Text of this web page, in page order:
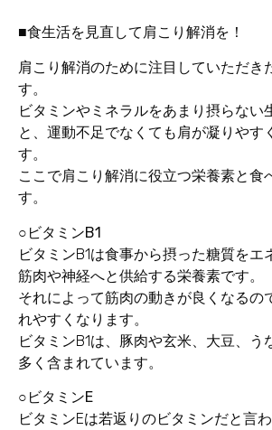
■食生活を見直して肩こり解消を！
肩こり解消のために注目していただき
す。
ビタミンやミネラルをあまり摂らない
と、運動不足でなくても肩が凝りやす
す。
ここで肩こり解消に役立つ栄養素と食
す。
○ビタミンB1
ビタミンB1は食事から摂った糖質をエ
筋肉や神経へと供給する栄養素です。
それによって筋肉の動きが良くなるの
れやすくなります。
ビタミンB1は、豚肉や玄米、大豆、う
多く含まれています。
○ビタミンE
ビタミンEは若返りのビタミンだと言